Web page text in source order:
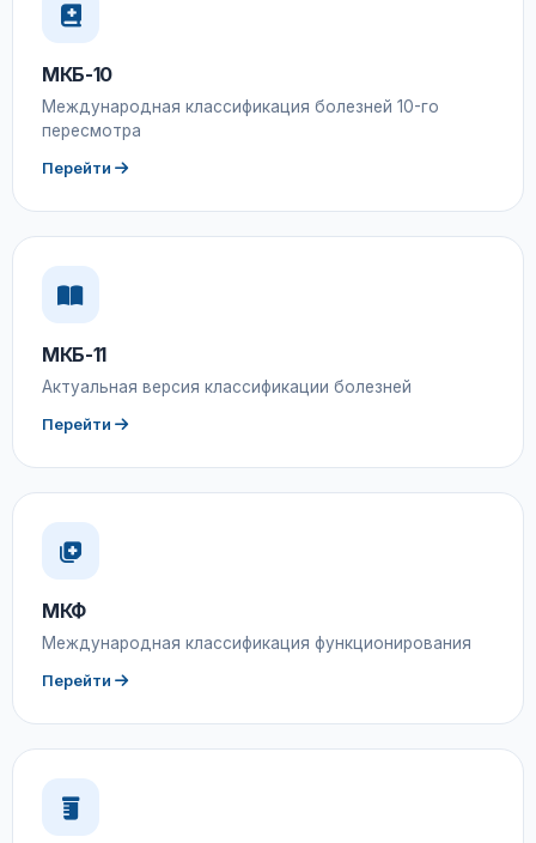
МКБ-10
Международная классификация болезней 10-го
пересмотра
Перейти
МКБ-11
Актуальная версия классификации болезней
Перейти
МКФ
Международная классификация функционирования
Перейти